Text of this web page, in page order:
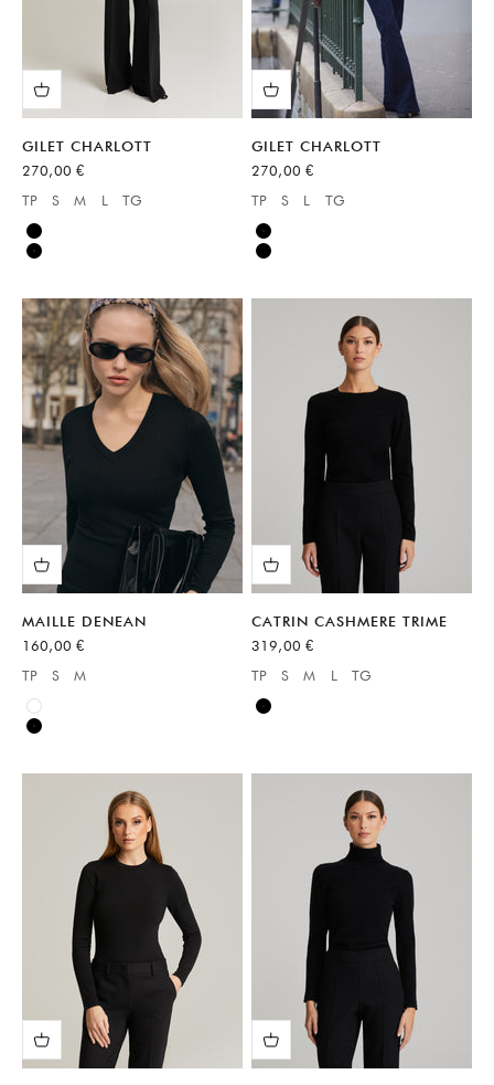
GILET CHARLOTT
Prix de vente
270,00 €
Available sizes:
TP S M L TG
Noir
Noir
GILET CHARLOTT
Prix de vente
270,00 €
Available sizes:
TP S L TG
Noir
Noir
MAILLE DENEAN
Prix de vente
160,00 €
Available sizes:
TP S M
Blanc
Noir
CATRIN CASHMERE TRIME
Prix de vente
319,00 €
Available sizes:
TP S M L TG
Noir